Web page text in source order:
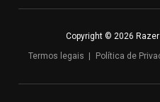
Copyright © 2026
Termos legais
Política de